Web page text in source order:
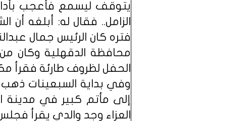
يتوقف ليسمع فأعجب
الزامل.. فقال له: أبلغه
فتره كان الرئيس جمال
محافظة الدقهلية وكان
الحفل لظروف طارئة فقرأ
وفي بداية السبعينات
إلى مأتم كبير في مدينة
العزاء وجد والدي يقرأ